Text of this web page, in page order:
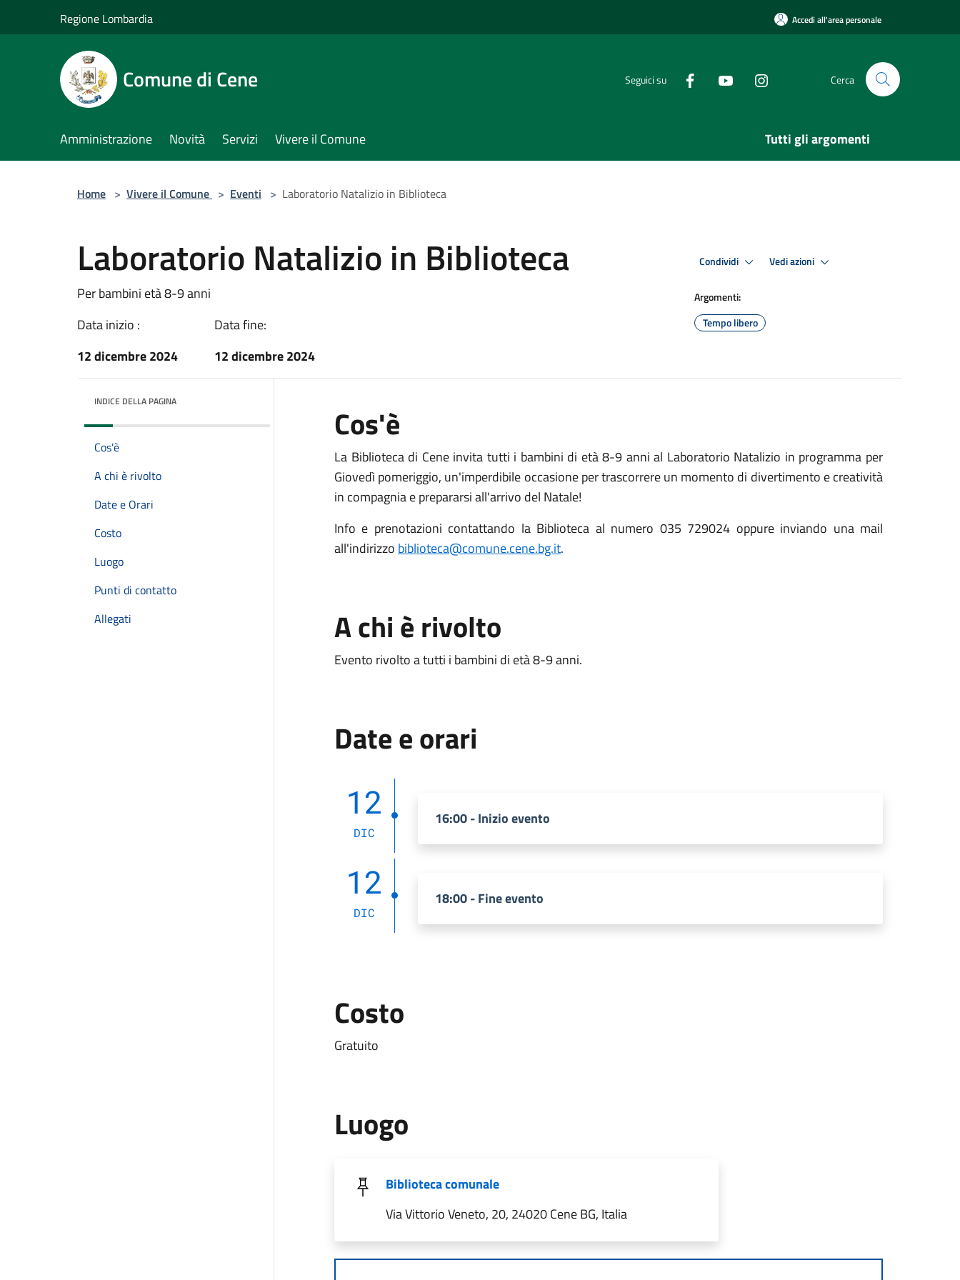
Regione Lombardia Accedi all'area personale
Comune di Cene Seguici su Cerca
Amministrazione Novità Servizi Vivere il Comune Tutti gli argomenti
Home > Vivere il Comune > Eventi > Laboratorio Natalizio in Biblioteca
Laboratorio Natalizio in Biblioteca
Per bambini età 8-9 anni
Data inizio :
12 dicembre 2024
Data fine:
12 dicembre 2024
Condividi Vedi azioni
Argomenti:
Tempo libero
INDICE DELLA PAGINA
Cos'è
A chi è rivolto
Date e Orari
Costo
Luogo
Punti di contatto
Allegati
Cos'è
La Biblioteca di Cene invita tutti i bambini di età 8-9 anni al Laboratorio Natalizio in programma per
Giovedì pomeriggio, un'imperdibile occasione per trascorrere un momento di divertimento e creatività
in compagnia e prepararsi all'arrivo del Natale!
Info e prenotazioni contattando la Biblioteca al numero 035 729024 oppure inviando una mail
all'indirizzo biblioteca@comune.cene.bg.it.
A chi è rivolto
Evento rivolto a tutti i bambini di età 8-9 anni.
Date e orari
12
DIC
16:00 - Inizio evento
12
DIC
18:00 - Fine evento
Costo
Gratuito
Luogo
Biblioteca comunale
Via Vittorio Veneto, 20, 24020 Cene BG, Italia